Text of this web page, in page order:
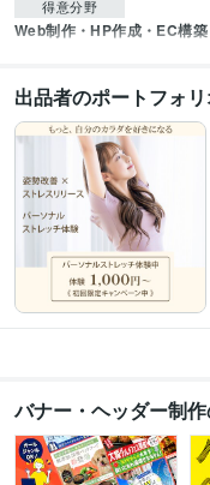
得意分野
Web制作・HP作成・EC構築
出品者のポートフォ
バナー・ヘッダー制